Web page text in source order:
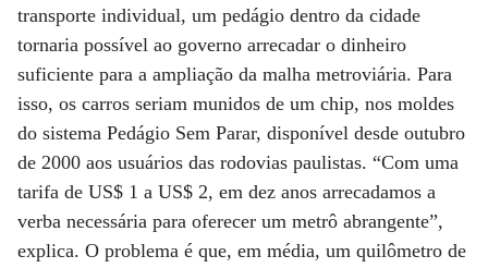
transporte individual, um pedágio dentro da cidade
tornaria possível ao governo arrecadar o dinheiro
suficiente para a ampliação da malha metroviária. Para
isso, os carros seriam munidos de um chip, nos moldes
do sistema Pedágio Sem Parar, disponível desde outubro
de 2000 aos usuários das rodovias paulistas. “Com uma
tarifa de US$ 1 a US$ 2, em dez anos arrecadamos a
verba necessária para oferecer um metrô abrangente”,
explica. O problema é que, em média, um quilômetro de